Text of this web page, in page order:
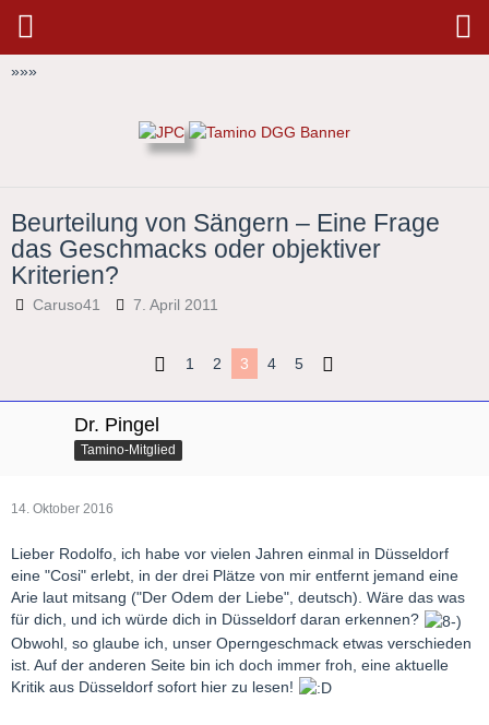
»»»
Beurteilung von Sängern – Eine Frage
das Geschmacks oder objektiver
Kriterien?
Caruso41 7. April 2011
1 2 3 4 5
Dr. Pingel
Tamino-Mitglied
14. Oktober 2016
Lieber Rodolfo, ich habe vor vielen Jahren einmal in Düsseldorf
eine "Cosi" erlebt, in der drei Plätze von mir entfernt jemand eine
Arie laut mitsang ("Der Odem der Liebe", deutsch). Wäre das was
für dich, und ich würde dich in Düsseldorf daran erkennen?
Obwohl, so glaube ich, unser Operngeschmack etwas verschieden
ist. Auf der anderen Seite bin ich doch immer froh, eine aktuelle
Kritik aus Düsseldorf sofort hier zu lesen!